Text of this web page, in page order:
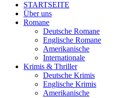
STARTSEITE
Über uns
Romane
Deutsche Romane
Englische Romane
Amerikanische
Internationale
Krimis & Thriller
Deutsche Krimis
Englische Krimis
Amerikanische